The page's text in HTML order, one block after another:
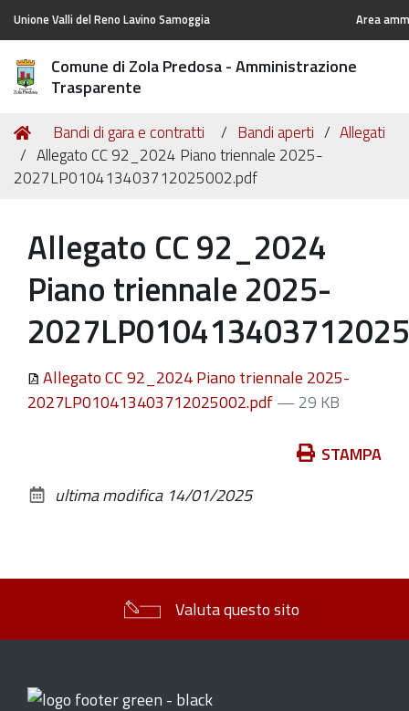
Unione Valli del Reno Lavino Samoggia Area
Comune di Zola Predosa - Amministrazione
Trasparente
Tu
sei
qui:
Home
Bandi di gara e contratti Bandi aperti
Allegati
Allegato CC 92_2024 Piano triennale 2025-
2027LP010413403712025002.pdf
Allegato CC 92_2024
Piano triennale 2025-
Allegato CC 92_2024 Piano triennale 2025-
2027LP010413403712025002.pdf— 29 KB
documento
STAMPA
ultima modifica 14/01/2025
Valuta questo sito